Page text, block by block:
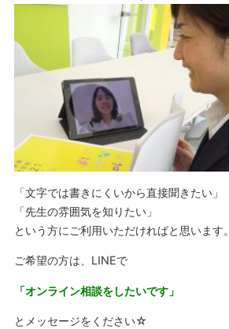
「文字では書きにくいから直接聞きたい」
「先生の雰囲気を知りたい」
という方にご利用いただければと思います。
ご希望の方は、LINEで
「オンライン相談をしたいです」
とメッセージをください☆